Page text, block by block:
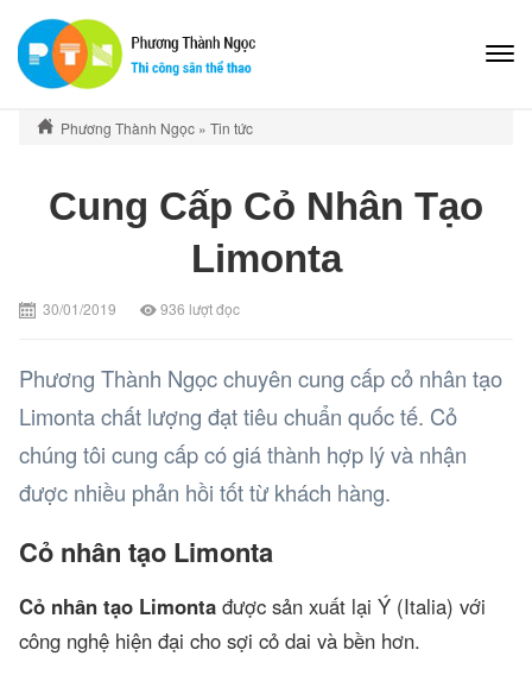
Phương Thành Ngọc » Tin tức
Cung Cấp Cỏ Nhân Tạo
Limonta
30/01/2019 936 lượt đọc
Phương Thành Ngọc chuyên cung cấp cỏ nhân tạo
Limonta chất lượng đạt tiêu chuẩn quốc tế. Cỏ
chúng tôi cung cấp có giá thành hợp lý và nhận
được nhiều phản hồi tốt từ khách hàng.
Cỏ nhân tạo Limonta
Cỏ nhân tạo Limonta được sản xuất lại Ý (Italia) với
công nghệ hiện đại cho sợi cỏ dai và bền hơn.